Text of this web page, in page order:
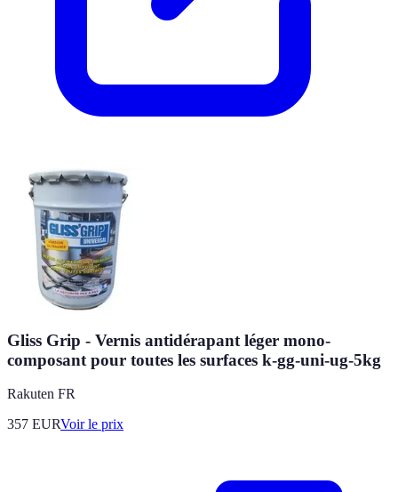
Gliss Grip - Vernis antidérapant léger mono-
composant pour toutes les surfaces k-gg-uni-ug-5kg
Rakuten FR
357 EURVoir le prix